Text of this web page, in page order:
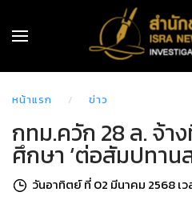
หน้าแรก ข่าว
กทม.ควัก 28 ล. จ้า
ศึกษา ‘ต่อสัมปทาน
วันอาทิตย์ ที่ 02 มีนาคม 2568 เว